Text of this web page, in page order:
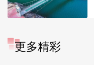
更多精彩